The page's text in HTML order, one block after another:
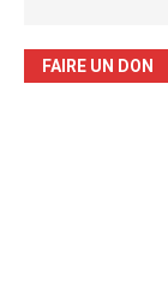
FAIRE UN DON